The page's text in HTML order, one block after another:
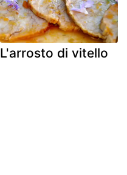
L'arrosto di vitello